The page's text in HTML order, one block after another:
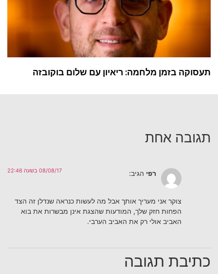
תעסוקה בזמן מלחמה: ריאיון עם שלום בוקובזה
תגובה אחת
רפי הגיב: 08/08/17 בשעה 22:46
צוקר אני מעריך אותך אבל מה לעשות כנראה שנדלן זה הצד
הפחות חזק שלך, המודעות שהצגת אינן מבשרות את בוא
האביב אולי רק את האביב הערבי.
כתיבת תגובה